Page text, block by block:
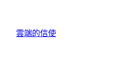
雲端的信使